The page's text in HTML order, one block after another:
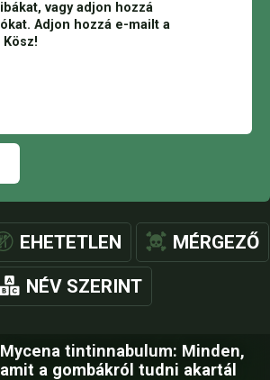
EHETETLEN MÉRGEZŐ
NÉV SZERINT
Mycena tintinnabulum: Minden,
amit a gombákról tudni akartál